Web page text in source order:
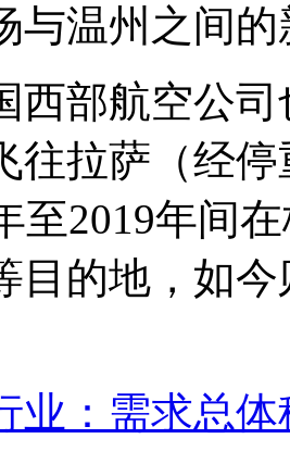
与温州之间
西部航空公
往拉萨（经
至2019年间
目的地，如
业：需求总